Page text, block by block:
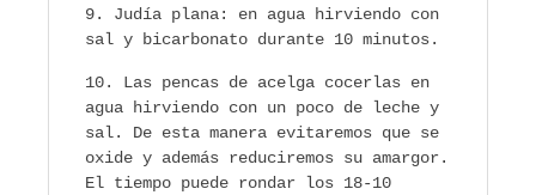
Judía plana: en agua hirviendo con
sal y bicarbonato durante 10 minutos.
Las pencas de acelga cocerlas en
agua hirviendo con un poco de leche y
sal. De esta manera evitaremos que se
oxide y además reduciremos su amargor.
El tiempo puede rondar los 18-10